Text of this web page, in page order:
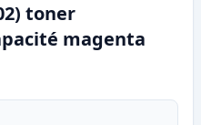
toner
magenta